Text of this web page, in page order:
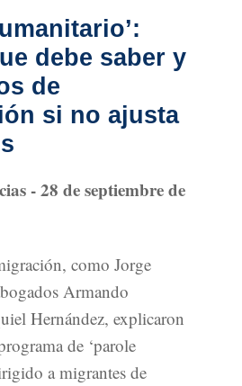
debe saber y
de
si no ajusta
- 28 de septiembre de
como Jorge
Armando
Hernández, explicaron
de ‘parole
a migrantes de